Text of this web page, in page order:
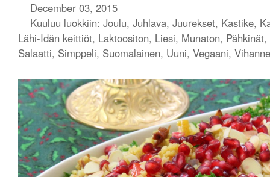
December 03, 2015
Kuuluu luokkiin: Joulu, Juhlava, Juurekset, Kastike,
Lähi-Idän keittiöt, Laktoositon, Liesi, Munaton, Pähkinät,
Salaatti, Simppeli, Suomalainen, Uuni, Vegaani,